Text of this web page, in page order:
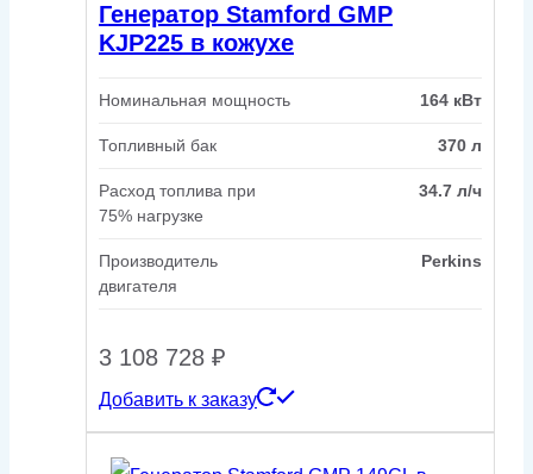
Генератор Stamford GMP
KJP225 в кожухе
Номинальная мощность 164 кВт
Топливный бак 370 л
Расход топлива при
75% нагрузке
34.7 л/ч
Производитель
двигателя
Perkins
3 108 728 ₽
Добавить к заказу